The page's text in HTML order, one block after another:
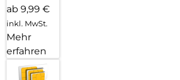
ab 9,99 €
inkl. MwSt.
Mehr
erfahren